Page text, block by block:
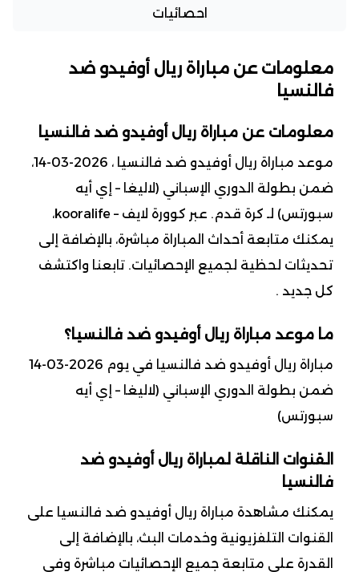
احصائيات
معلومات عن مباراة ريال أوفيدو ضد
فالنسيا
معلومات عن مباراة ريال أوفيدو ضد فالنسيا
موعد مباراة ريال أوفيدو ضد فالنسيا ، 2026-03-14،
ضمن بطولة الدوري الإسباني (لاليغا – إي أيه
سبورتس) لـ كرة قدم. عبر كوورة لايف – kooralife،
يمكنك متابعة أحداث المباراة مباشرة، بالإضافة إلى
تحديثات لحظية لجميع الإحصائيات. تابعنا واكتشف
كل جديد .
ما موعد مباراة ريال أوفيدو ضد فالنسيا؟
مباراة ريال أوفيدو ضد فالنسيا في يوم 2026-03-14
ضمن بطولة الدوري الإسباني (لاليغا – إي أيه
سبورتس)
القنوات الناقلة لمباراة ريال أوفيدو ضد
فالنسيا
يمكنك مشاهدة مباراة ريال أوفيدو ضد فالنسيا على
القنوات التلفزيونية وخدمات البث، بالإضافة إلى
القدرة على متابعة جميع الإحصائيات مباشرة وفي